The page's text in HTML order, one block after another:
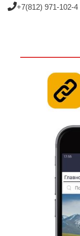
+7(812) 971-102-4